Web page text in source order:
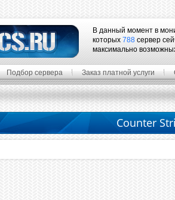
В данный момент в
которых 788 сервер
максимально
Подбор сервера Заказ платной услуги
Counter